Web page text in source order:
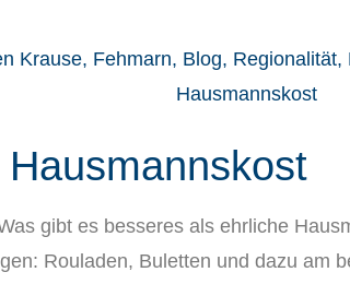
gibt es bes­se­res als ehr­li­che
Rou­la­den, Bulet­ten und dazu am